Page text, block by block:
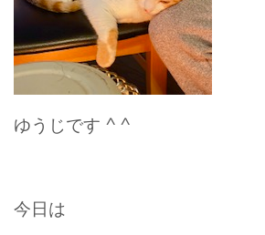
ゆうじです ^ ^
今日は